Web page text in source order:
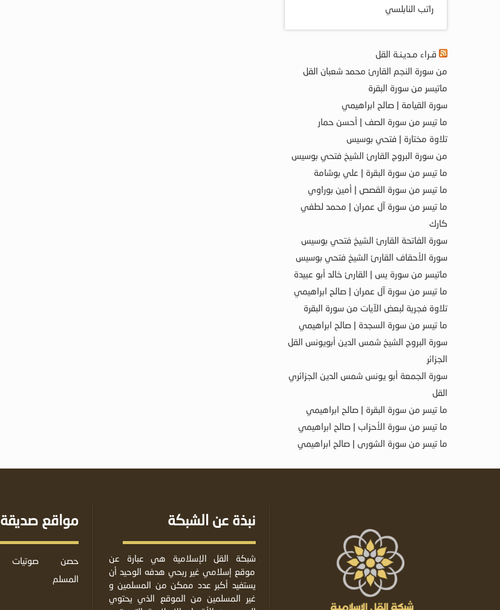
راتب النابلسي
قـراء مـديـنـة القل
من سورة النجم القارئ محمد شعبان القل
ماتيسر من سورة البقرة
سورة القيامة | صالح ابراهيمي
ما تيسر من سورة الصف | أحسن حمار
تلاوة مختارة | فتحي بوسيس
من سورة البروج القارئ الشيخ فتحي بوسيس
ما تيسر من سورة البقرة | علي بوشامة
ما تيسر من سورة القصص | أمين بوراوي
ما تيسر من سورة آل عمران | محمد لطفي
كارك
سورة الفاتحة القارئ الشيخ فتحي بوسيس
سورة الأحقاف القارئ الشيخ فتحي بوسيس
ماتيسر من سورة يس | القارئ خالد أبو عبيدة
ما تيسر من سورة آل عمران | صالح ابراهيمي
تلاوة فجرية لبعض الآيات من سورة البقرة
ما تيسر من سورة السجدة | صالح ابراهيمي
سورة البروج الشيخ شمس الدين أبويونس القل
الجزائر
سورة الجمعة أبو يونس شمس الدين الجزائري
القل
ما تيسر من سورة البقرة | صالح ابراهيمي
ما تيسر من سورة الأحزاب | صالح ابراهيمي
ما تيسر من سورة الشورى | صالح ابراهيمي
نبذة عن الشبكة
شبكة القل الإسلامية هي عبارة عن
موقع إسلامي غير ربحي هدفه الوحيد أن
يستفيد أكبر عدد ممكن من المسلمين و
غير المسلمين من الموقع الذي يحتوي
مواقع صديقة
حصن
المسلم
صوتيات